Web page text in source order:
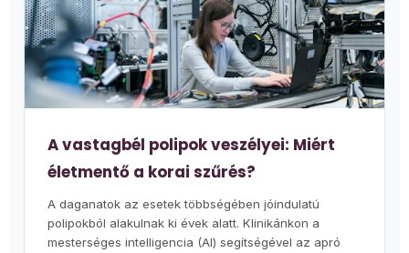
A vastagbél polipok veszélyei: Miért
életmentő a korai szűrés?
A daganatok az esetek többségében jóindulatú
polipokból alakulnak ki évek alatt. Klinikánkon a
mesterséges intelligencia (AI) segítségével az apró